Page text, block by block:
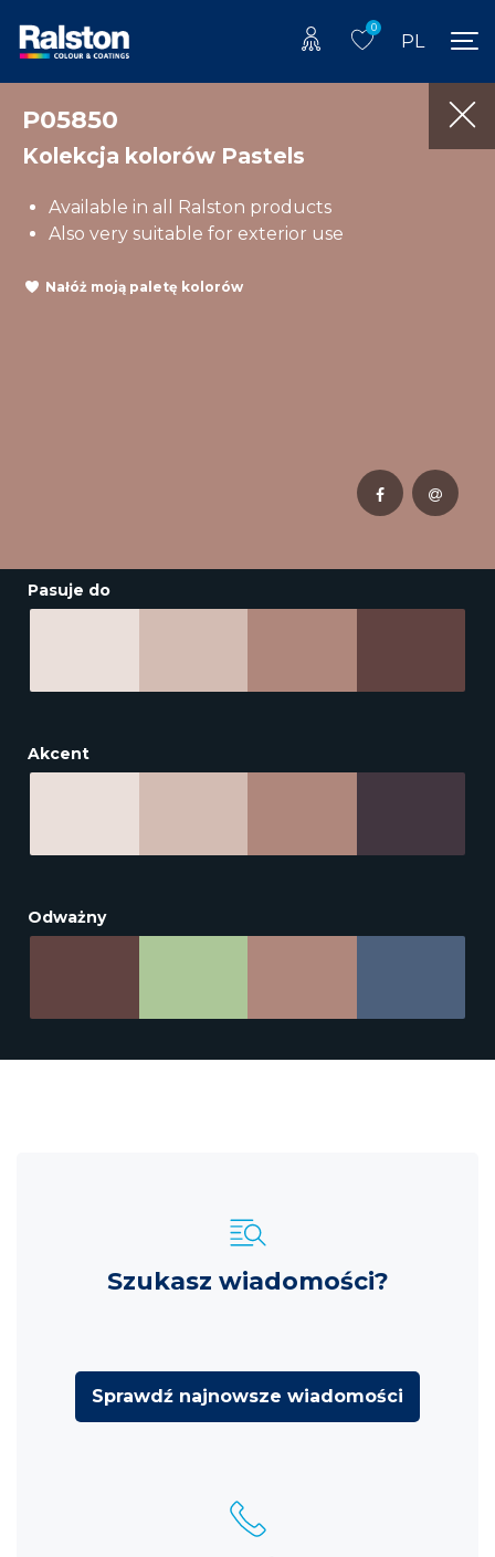
0
PL
P05850
Kolekcja kolorów Pastels
Available in all Ralston products
Also very suitable for exterior use
Nałóż moją paletę kolorów
Pasuje do
Akcent
Odważny
Szukasz wiadomości?
Sprawdź najnowsze wiadomości